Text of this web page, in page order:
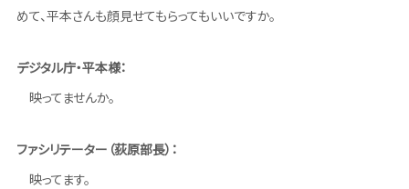
めて、平本さんも顔見せてもらってもいいですか。
デジタル庁・平本様：
映ってませんか。
ファシリテーター（荻原部長）：
映ってます。